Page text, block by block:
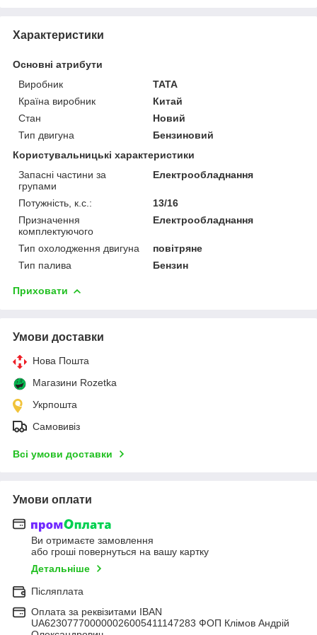
Характеристики
Основні атрибути
Виробник
TATA
Країна виробник
Китай
Стан
Новий
Тип двигуна
Бензиновий
Користувальницькі характеристики
Запасні частини за
групами
Електрообладнання
Потужність, к.с.:
13/16
Призначення
комплектуючого
Електрообладнання
Тип охолодження двигуна
повітряне
Тип палива
Бензин
Приховати
Умови доставки
Нова Пошта
Магазини Rozetka
Укрпошта
Самовивіз
Всі умови доставки
Умови оплати
Ви отримаєте замовлення
або гроші повернуться на вашу картку
Детальніше
Післяплата
Оплата за реквізитами IBAN
UA623077700000026005411147283 ФОП Клімов Андрій